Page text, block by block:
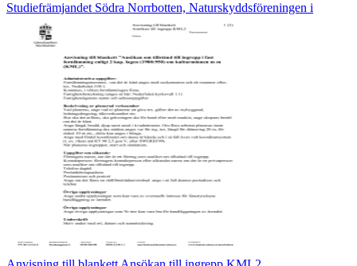
Studiefrämjandet Södra Norrbotten, Naturskyddsföreningen i